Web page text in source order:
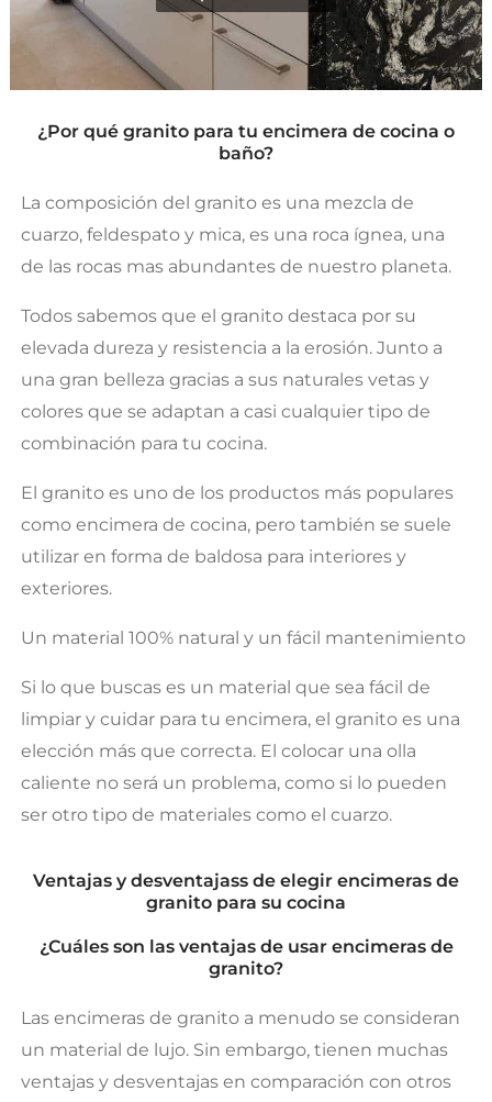
¿Por qué granito para tu encimera de cocina o
baño?
La composición del granito es una mezcla de
cuarzo, feldespato y mica, es una roca ígnea, una
de las rocas mas abundantes de nuestro planeta.
Todos sabemos que el granito destaca por su
elevada dureza y resistencia a la erosión. Junto a
una gran belleza gracias a sus naturales vetas y
colores que se adaptan a casi cualquier tipo de
combinación para tu cocina.
El granito es uno de los productos más populares
como encimera de cocina, pero también se suele
utilizar en forma de baldosa para interiores y
exteriores.
Un material 100% natural y un fácil mantenimiento
Si lo que buscas es un material que sea fácil de
limpiar y cuidar para tu encimera, el granito es una
elección más que correcta. El colocar una olla
caliente no será un problema, como si lo pueden
ser otro tipo de materiales como el cuarzo.
Ventajas y desventajass de elegir encimeras de
granito para su cocina
¿Cuáles son las ventajas de usar encimeras de
granito?
Las encimeras de granito a menudo se consideran
un material de lujo. Sin embargo, tienen muchas
ventajas y desventajas en comparación con otros